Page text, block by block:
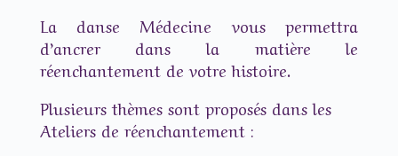
La danse Médecine vous permettra
d’ancrer dans la matière le
réenchantement de votre histoire.
Plusieurs thèmes sont proposés dans les
Ateliers de réenchantement :